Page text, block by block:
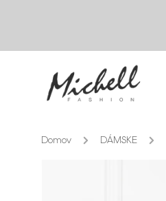
Domov / DÁMSKE /